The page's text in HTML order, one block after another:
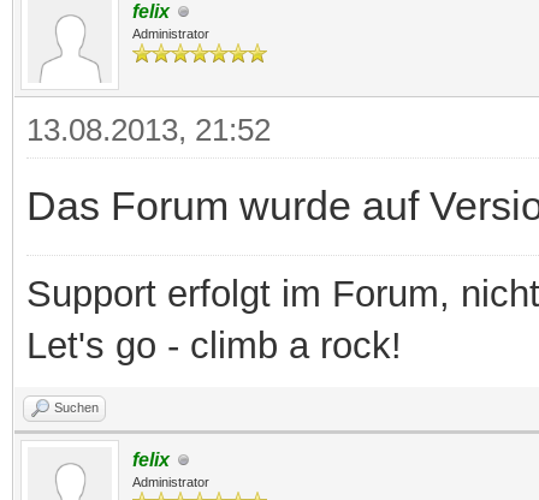
felix
Administrator
13.08.2013, 21:52
Das Forum wurde auf
Support erfolgt im Forum,
Let's go - climb a rock!
Suchen
felix
Administrator